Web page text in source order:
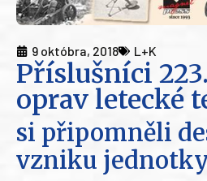
9 októbra, 2018 L+K
Příslušníci
oprav letecké
si připomněli
vzniku